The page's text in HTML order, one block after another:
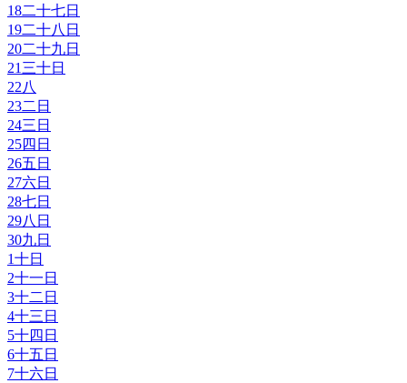
18二十七日
19二十八日
20二十九日
21 三十日
22八
23二日
24三日
25四日
26五日
27六日
28七日
29八日
30九日
1十日
2十一日
3十二日
4十三日
5十四日
6十五日
7十六日